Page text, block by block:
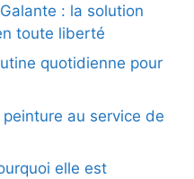
: la solution
toute liberté
quotidienne pour
peinture au service de
elle est